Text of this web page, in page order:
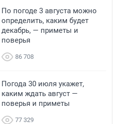
По погоде 3 августа можно
определить, каким будет
декабрь, — приметы и
поверья
86 708
Погода 30 июля укажет,
каким ждать август —
поверья и приметы
77 329